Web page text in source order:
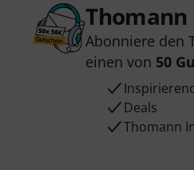
Abonniere den
einen von 50
Deals
Thomann